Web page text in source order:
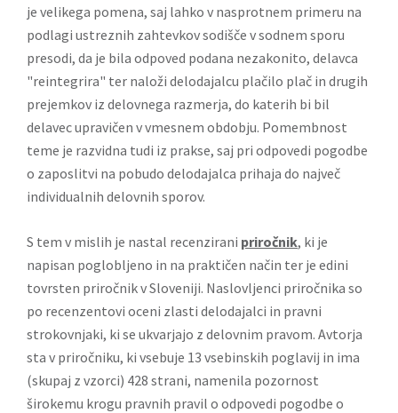
je velikega pomena, saj lahko v nasprotnem primeru na
podlagi ustreznih zahtevkov sodišče v sodnem sporu
presodi, da je bila odpoved podana nezakonito, delavca
"reintegrira" ter naloži delodajalcu plačilo plač in drugih
prejemkov iz delovnega razmerja, do katerih bi bil
delavec upravičen v vmesnem obdobju. Pomembnost
teme je razvidna tudi iz prakse, saj pri odpovedi pogodbe
o zaposlitvi na pobudo delodajalca prihaja do največ
individualnih delovnih sporov.
S tem v mislih je nastal recenzirani priročnik, ki je
napisan poglobljeno in na praktičen način ter je edini
tovrsten priročnik v Sloveniji. Naslovljenci priročnika so
po recenzentovi oceni zlasti delodajalci in pravni
strokovnjaki, ki se ukvarjajo z delovnim pravom. Avtorja
sta v priročniku, ki vsebuje 13 vsebinskih poglavij in ima
(skupaj z vzorci) 428 strani, namenila pozornost
širokemu krogu pravnih pravil o odpovedi pogodbe o